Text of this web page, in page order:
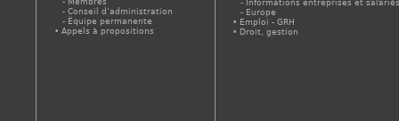
Conseil d’administration
Équipe permanente
Appels à propositions
Informations entreprises et
Europe
Emploi - GRH
Droit, gestion